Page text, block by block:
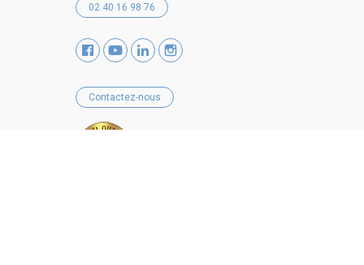
02 40 16 98 76
Contactez-nous